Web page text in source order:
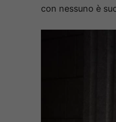
con nessuno è